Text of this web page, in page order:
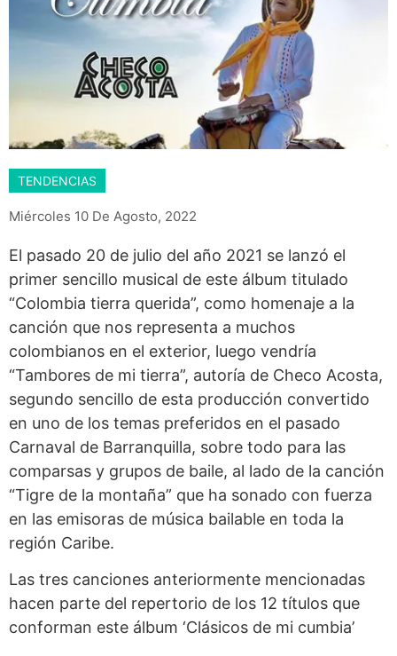
TENDENCIAS
Miércoles 10 De Agosto, 2022
El pasado 20 de julio del año 2021 se lanzó el
primer sencillo musical de este álbum titulado
“Colombia tierra querida”, como homenaje a la
canción que nos representa a muchos
colombianos en el exterior, luego vendría
“Tambores de mi tierra”, autoría de Checo Acosta,
segundo sencillo de esta producción convertido
en uno de los temas preferidos en el pasado
Carnaval de Barranquilla, sobre todo para las
comparsas y grupos de baile, al lado de la canción
“Tigre de la montaña” que ha sonado con fuerza
en las emisoras de música bailable en toda la
región Caribe.
Las tres canciones anteriormente mencionadas
hacen parte del repertorio de los 12 títulos que
conforman este álbum ‘Clásicos de mi cumbia’